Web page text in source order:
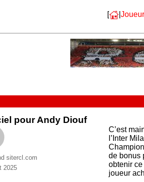
[ |
pour Andy Diouf
C’est
l’Inter
de bonus
obtenir
joueur
sitercl.com
2025